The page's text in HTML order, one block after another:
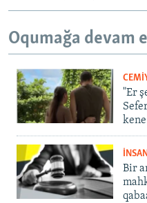
Oqumağa devam
"Er
Bir